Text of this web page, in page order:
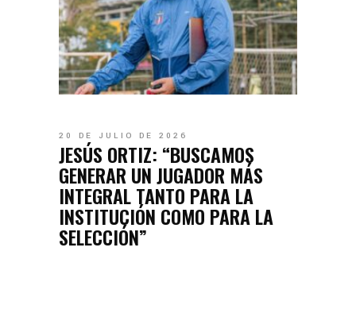
20 DE JULIO DE 2026
JESÚS ORTIZ: “BUSCAMOS
GENERAR UN JUGADOR MÁS
INTEGRAL TANTO PARA LA
INSTITUCIÓN COMO PARA LA
SELECCIÓN”